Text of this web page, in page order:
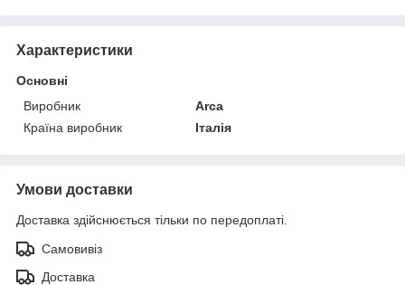
Характеристики
Основні
Виробник
Arca
Країна виробник
Італія
Умови доставки
Доставка здійснюється тільки по передоплаті.
Самовивіз
Доставка